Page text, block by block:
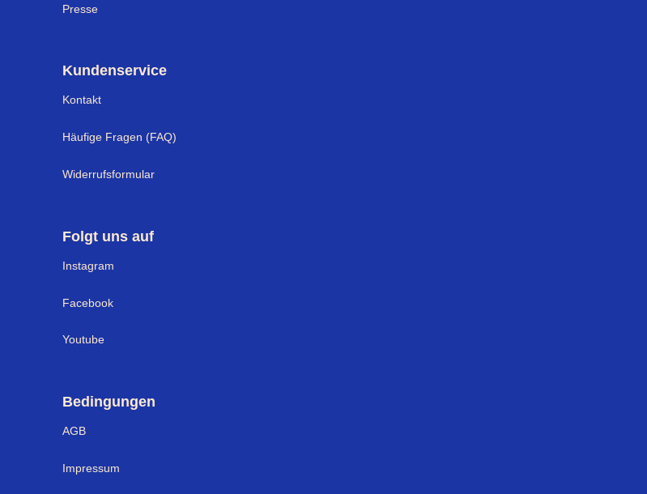
Presse
Kundenservice
Kontakt
Häufige Fragen (FAQ)
Widerrufsformular
Folgt uns auf
Instagram
Facebook
Youtube
Bedingungen
AGB
Impressum